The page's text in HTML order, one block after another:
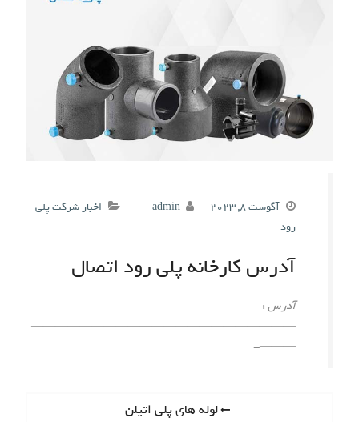
آگوست 8, 2023 admin
اخبار شرکت پلی
رود
آدرس کارخانهپلی رود اتصال
آدرس:
——————————————————————
———-
Previous
لوله های پلی اتیلن